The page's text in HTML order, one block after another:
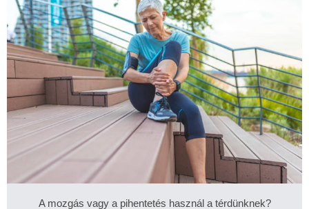
A mozgás vagy a pihentetés használ a térdünknek?